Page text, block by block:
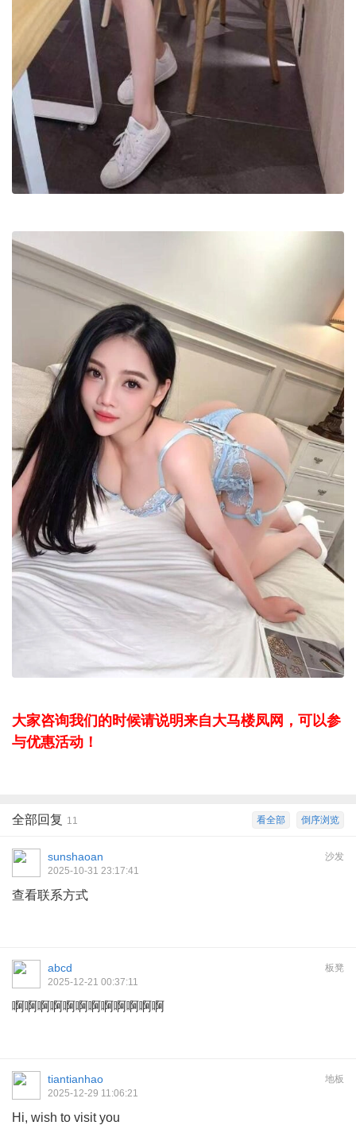
大家咨询我们的时候请说明来自大马楼凤网，可以参
与优惠活动！
倒序浏览
看全部
全部回复 11
沙发
sunshaoan
2025-10-31 23:17:41
查看联系方式
板凳
abcd
2025-12-21 00:37:11
啊啊啊啊啊啊啊啊啊啊啊啊
地板
tiantianhao
2025-12-29 11:06:21
Hi, wish to visit you